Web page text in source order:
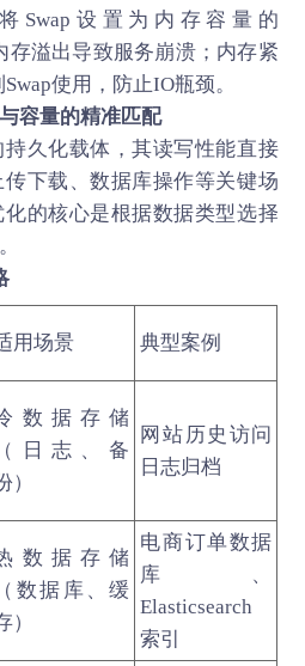
Swap设置为内存容量的
存溢出导致服务崩溃；内存紧
使用，防止IO瓶颈。
容量的精准匹配
久化载体，其读写性能直接
下载、数据库操作等关键场
的核心是根据数据类型选择
用场景 典型案例
数据存储
（日志、备
）
网站历史访问
日志归档
数据存储
（数据库、缓
）
电商订单数据
库、
Elasticsearch
索引